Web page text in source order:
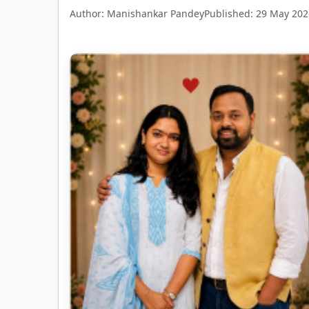
Author: Manishankar PandeyPublished: 29 May